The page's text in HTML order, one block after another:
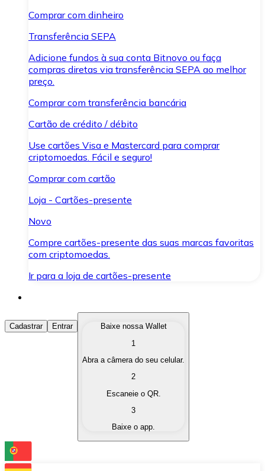
Comprar com dinheiro
Transferência SEPA
Adicione fundos à sua conta Bitnovo ou faça
compras diretas via transferência SEPA ao melhor
preço.
Comprar com transferência bancária
Cartão de crédito / débito
Use cartões Visa e Mastercard para comprar
criptomoedas. Fácil e seguro!
Comprar com cartão
Loja - Cartões-presente
Novo
Compre cartões-presente das suas marcas favoritas
com criptomoedas.
Ir para a loja de cartões-presente
Comprar Criptomoedas
Compre as criptomoedas de seu interesse de forma
Converta suas criptomoedas em moeda fiduciária
Troque uma criptomoeda por outra
Cadastrar Entrar
Baixe nossa Wallet
1
Abra a câmera do seu celular.
2
Escaneie o QR.
3
Baixe o app.